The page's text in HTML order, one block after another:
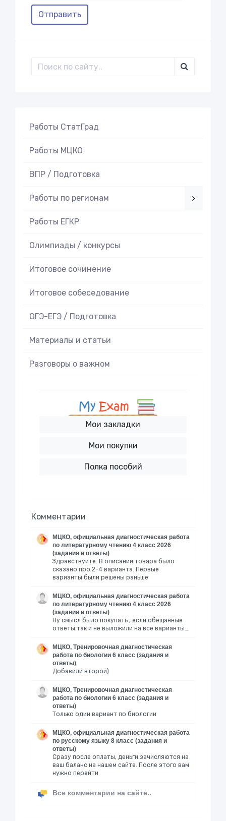
Отправить
Работы СтатГрад
Работы МЦКО
ВПР / Подготовка
Работы по регионам
Работы ЕГКР
Олимпиады / конкурсы
Итоговое cочинение
Итоговое cобеседование
ОГЭ-ЕГЭ / Подготовка
Материалы и статьи
Разговоры о важном
Мои закладки
Мои покупки
Полка пособий
Комментарии
МЦКО, официальная диагностическая работа
по литературному чтению 4 класс 2026
(задания и ответы)
Здравствуйте. В описании товара было
сказано про 2-4 варианта. Первые
варианты были решены раньше
МЦКО, официальная диагностическая работа
по литературному чтению 4 класс 2026
(задания и ответы)
Ну смысл было покупать , если обещанные
ответы так и не выложили на все варианты….
МЦКО, Тренировочная диагностическая
работа по биологии 6 класс (задания и
ответы)
Добавили второй)
МЦКО, Тренировочная диагностическая
работа по биологии 6 класс (задания и
ответы)
Только один вариант по биологии
МЦКО, официальная диагностическая работа
по русскому языку 8 класс (задания и
ответы)
Сразу после оплаты, деньги зачисляются на
ваш баланс на нашем сайте. После этого вам
нужно перейти
Все комментарии на сайте..